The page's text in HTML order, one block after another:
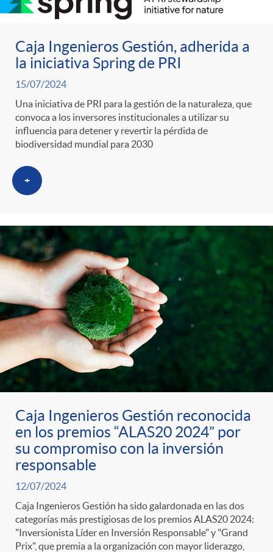
Caja Ingenieros Gestión, adherida a
la iniciativa Spring de PRI
15/07/2024
Una iniciativa de PRI para la gestión de la naturaleza, que
convoca a los inversores institucionales a utilizar su
influencia para detener y revertir la pérdida de
biodiversidad mundial para 2030
+
Caja Ingenieros Gestión reconocida
en los premios “ALAS20 2024” por
su compromiso con la inversión
responsable
12/07/2024
Caja Ingenieros Gestión ha sido galardonada en las dos
categorías más prestigiosas de los premios ALAS20 2024:
"Inversionista Líder en Inversión Responsable" y "Grand
Prix", que premia a la organización con mayor liderazgo,